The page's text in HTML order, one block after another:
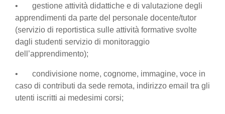
• gestione attività didattiche e di valutazione degli
apprendimenti da parte del personale docente/tutor
(servizio di reportistica sulle attività formative svolte
dagli studenti servizio di monitoraggio
dell’apprendimento);
• condivisione nome, cognome, immagine, voce in
caso di contributi da sede remota, indirizzo email tra gli
utenti iscritti ai medesimi corsi;